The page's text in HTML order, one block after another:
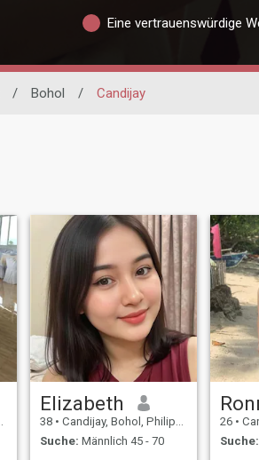
Eine vertrauenswürdige
/ Bohol / Candijay
Elizabeth
38 • Candijay, Bohol, Philippinen
Suche: Männlich 45 - 70
26 •
Suche: